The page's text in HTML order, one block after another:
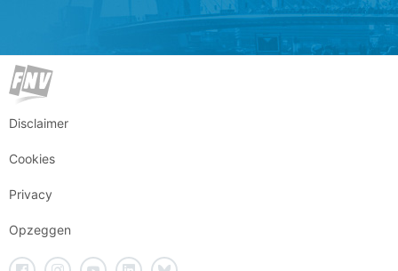
Disclaimer
Cookies
Privacy
Opzeggen